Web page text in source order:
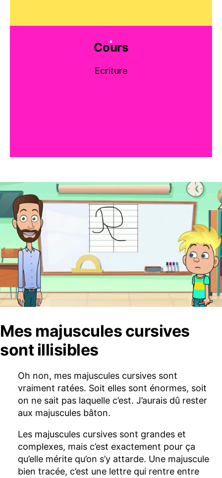
Cours
Ecriture
Mes majuscules cursives
sont illisibles
Oh non, mes majuscules cursives sont
vraiment ratées. Soit elles sont énormes, soit
on ne sait pas laquelle c’est. J’aurais dû rester
aux majuscules bâton.
Les majuscules cursives sont grandes et
complexes, mais c’est exactement pour ça
qu’elle mérite qu’on s’y attarde. Une majuscule
bien tracée, c’est une lettre qui rentre entre